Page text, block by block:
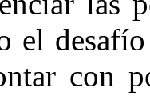
el
con